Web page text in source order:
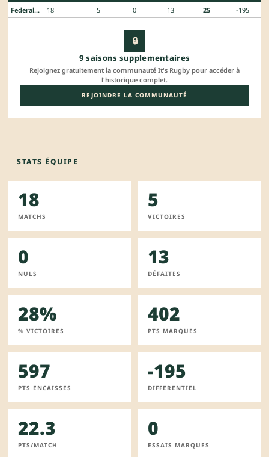
Federale 3 18 5 0 13 25 -195
🔒
9 saisons supplementaires
Rejoignez gratuitement la communauté It's Rugby pour accéder à
l'historique complet.
REJOINDRE LA COMMUNAUTÉ
STATS ÉQUIPE
18
MATCHS
5
VICTOIRES
0
NULS
13
DÉFAITES
28%
% VICTOIRES
402
PTS MARQUES
597
PTS ENCAISSES
-195
DIFFERENTIEL
22.3
PTS/MATCH
0
ESSAIS MARQUES